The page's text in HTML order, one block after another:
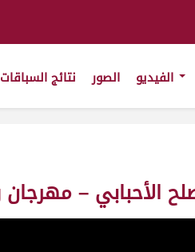
الصور نتائج السباقات